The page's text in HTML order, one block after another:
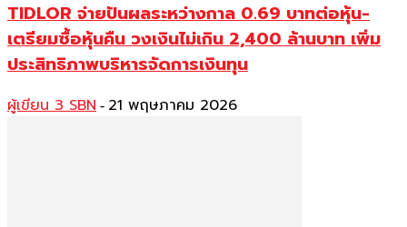
TIDLOR จ่ายปันผลระหว่างกาล 0.69 บาทต่อหุ้น-
เตรียมซื้อหุ้นคืน วงเงินไม่เกิน 2,400 ล้านบาท เพิ่ม
ประสิทธิภาพบริหารจัดการเงินทุน
ผู้เขียน 3 SBN - 21 พฤษภาคม 2026